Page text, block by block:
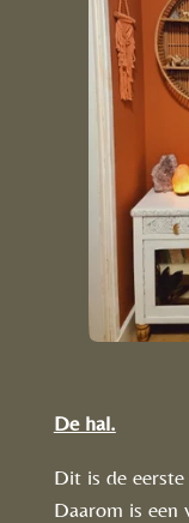
De hal.
Dit is de
Daarom is een